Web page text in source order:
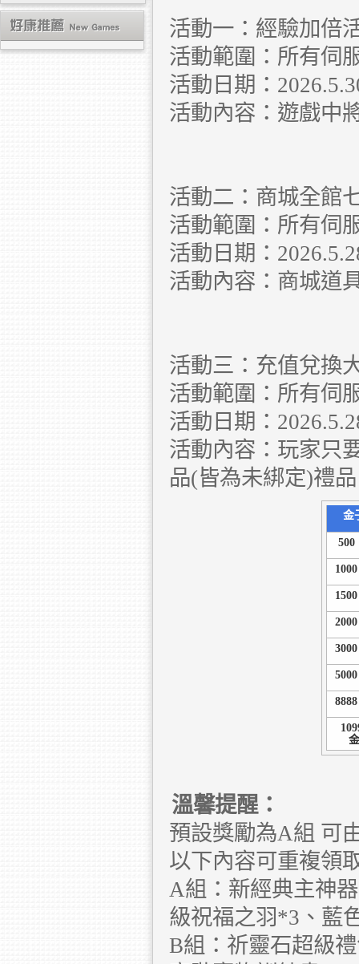
活動一：經驗加倍
活動範圍：所有伺
活動日期：
活動內容：遊戲中
活動二：商城全館
活動範圍：所有伺
活動日期：
活動內容：商城道
活動三：充值兌換
活動範圍：所有伺
活動日期：
活動內容：玩家只
品(皆為未綁定)禮
金
500
1000
1500
2000
3000
5000
8888
金
溫馨提醒：
預設獎勵為A組 可
以下內容可重複領
A組：新經典主神
級祝福之羽*3、藍
B組：祈靈石超級